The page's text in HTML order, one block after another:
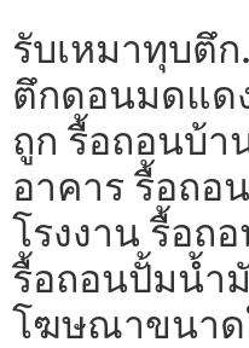
รับเหมาทุบตึ
ตึกดอนมดแด
ถูก รื้อถอนบ้า
อาคาร รื้อถอ
โรงงาน รื้อถ
รื้อถอนปั้มน้ำ
โฆษณาขนาด